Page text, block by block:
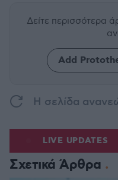
Δείτε περισσότερα
Add
H σελίδα
LIVE UPDATES
Σχετικά Άρθρα